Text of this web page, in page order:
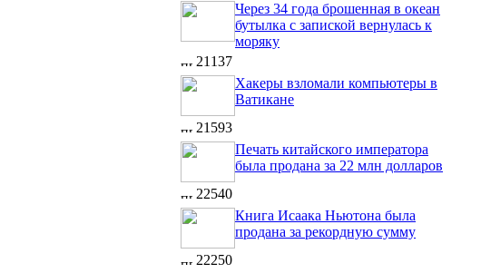
Через 34 года брошенная в океан
бутылка с запиской вернулась к
моряку
21137
Хакеры взломали компьютеры в
Ватикане
21593
Печать китайского императора
была продана за 22 млн долларов
22540
Книга Исаака Ньютона была
продана за рекордную сумму
22250